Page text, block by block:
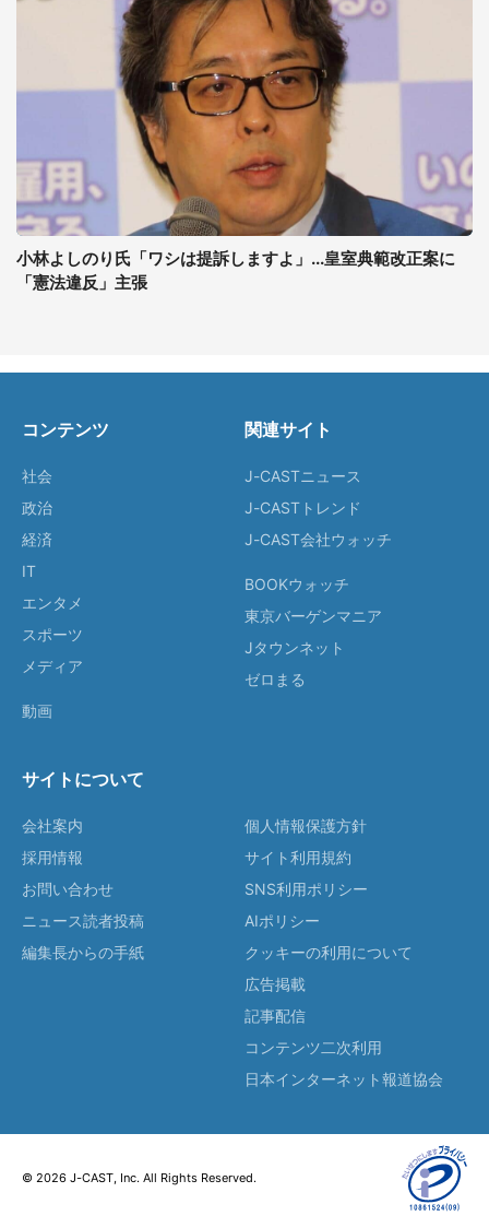
小林よしのり氏「ワシは提訴しますよ」...皇室典範改正案に
「憲法違反」主張
コンテンツ
社会
政治
経済
IT
エンタメ
スポーツ
メディア
動画
関連サイト
J-CASTニュース
J-CASTトレンド
J-CAST会社ウォッチ
BOOKウォッチ
東京バーゲンマニア
Jタウンネット
ゼロまる
サイトについて
会社案内
採用情報
お問い合わせ
ニュース読者投稿
編集長からの手紙
個人情報保護方針
サイト利用規約
SNS利用ポリシー
AIポリシー
クッキーの利用について
広告掲載
記事配信
コンテンツ二次利用
日本インターネット報道協会
© 2026 J-CAST, Inc. All Rights Reserved.